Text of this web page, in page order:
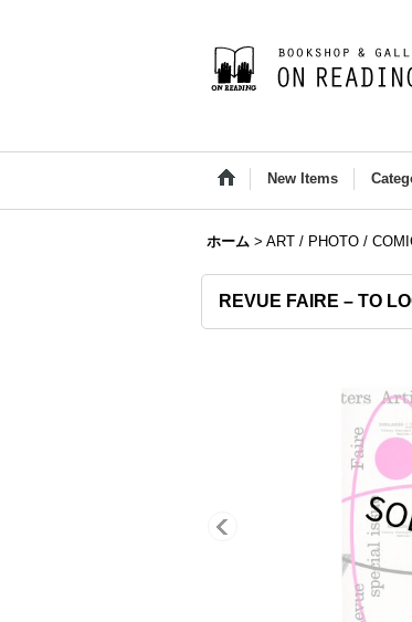
New Items
ホーム > ART / PHOTO /
REVUE FAIRE – TO